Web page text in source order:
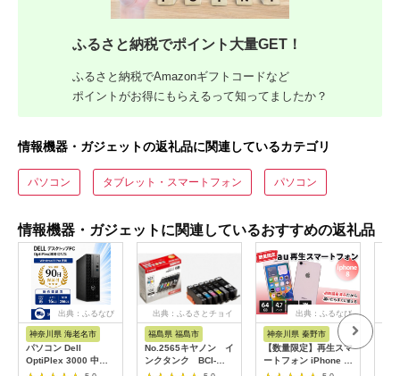
ふるさと納税でポイント大量GET！
ふるさと納税でAmazonギフトコードなど
ポイントがお得にもらえるって知ってましたか？
情報機器・ガジェットの返礼品に関連しているカテゴリ
パソコン タブレット・スマートフォン パソコン
情報機器・ガジェットに関連しているおすすめの返礼品
出典：ふるなび
神奈川県 海老名市
パソコン Dell
OptiPlex 3000 中古
再生パソコン
出典：ふるさとチョイ
福島県 福島市
No.2565キヤノン イ
ンクタンク BCI-
351XL＋350XL/6MP
出典：ふるなび
神奈川県 秦野市
【数量限定】再生スマ
ートフォン iPhone 8
（キャリア付：au※